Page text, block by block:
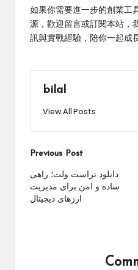
如果你需要進一步的創業工
源，歡迎留言或訂閱本站，
訊與實戰經驗，陪你一起成
bilal
View All Posts
Post
navigation
Previous Post
دانلود تراست ولت؛ راهی
ساده و امن برای مدیریت
ارزهای دیجیتال